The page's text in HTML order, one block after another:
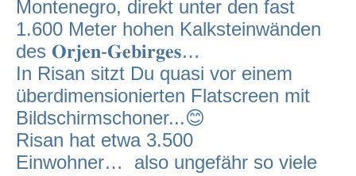
Montenegro, direkt unter den fast
1.600 Meter hohen Kalksteinwänden
des 𝐎𝐫𝐣𝐞𝐧-𝐆𝐞𝐛𝐢𝐫𝐠𝐞𝐬…
In Risan sitzt Du quasi vor einem
überdimensionierten Flatscreen mit
Bildschirmschoner...😊
Risan hat etwa 3.500
Einwohner… also ungefähr so viele